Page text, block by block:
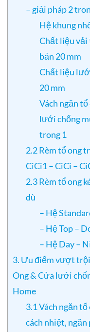
– giải pháp 2
Hệ khung
Chất liệu vải
bản 20 mm
Chất liệu
20 mm
Vách ngăn
lưới chống
trong 1
2.2 Rèm tổ ong
CiCi1 – CiCi –
2.3 Rèm tổ ong
dù
– Hệ
– Hệ Top –
– Hệ Day –
3. Ưu điểm vượt
Ong & Cửa lưới
Home
3.1 Vách ngăn
cách nhiệt, ngăn